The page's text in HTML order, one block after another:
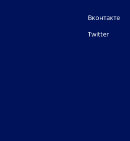
Вконтакте
Twitter